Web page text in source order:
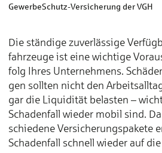
GewerbeSchutz-Versicherung der VGH
Die stän­di­ge zu­ver­läs­si­ge
fahr­zeu­ge ist ei­ne wich­ti­ge
folg Ih­res Un­ter­neh­mens.
gen soll­ten nicht den
gar die Li­­qui­­di­­tät be­­las­­ten –
Scha­­den­­fall wie­­der mo­­bil sind.
schie­­de­­ne Ver­­si­che­rungs­­pa­­ke­­te
Scha­­den­­fall schnell wie­­der auf